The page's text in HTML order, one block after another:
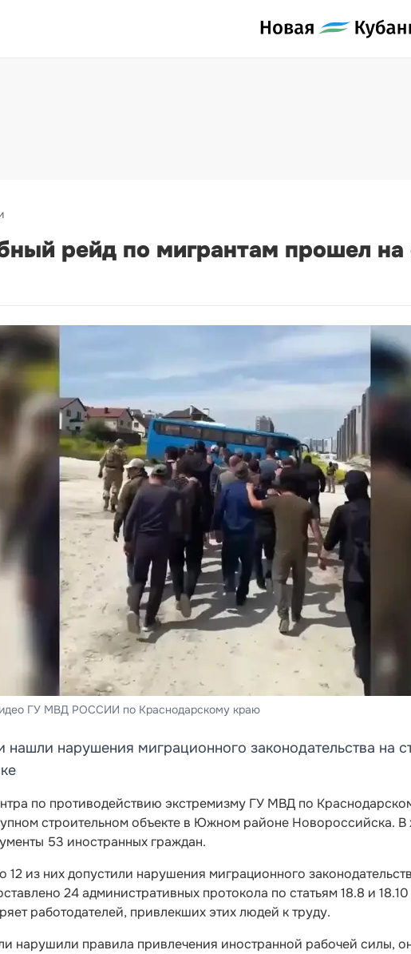
рейд по мигрантам прошел на
ГУ МВД РОССИИ по Краснодарскому краю
нашли нарушения миграционного законодательства на
по противодействию экстремизму ГУ МВД по
строительном объекте в Южном районе Новороссийска. В
53 иностранных граждан.
12 из них допустили нарушения миграционного
24 административных протокола по статьям 18.8 и
работодателей, привлекших этих людей к труду.
нарушили правила привлечения иностранной рабочей силы,